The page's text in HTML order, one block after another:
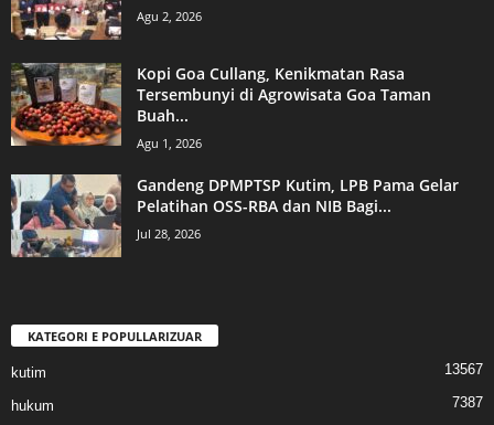
Agu 2, 2026
Kopi Goa Cullang, Kenikmatan Rasa
Tersembunyi di Agrowisata Goa Taman
Buah...
Agu 1, 2026
Gandeng DPMPTSP Kutim, LPB Pama Gelar
Pelatihan OSS-RBA dan NIB Bagi...
Jul 28, 2026
KATEGORI E POPULLARIZUAR
kutim 13567
hukum 7387